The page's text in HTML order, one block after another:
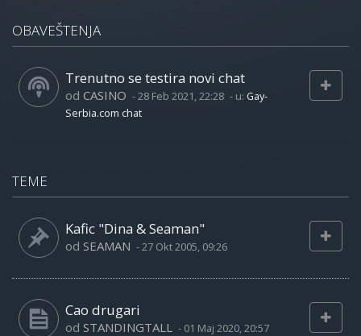
OBAVEŠTENJA
Trenutno se testira novi chat
od CASINO -28 Feb 2021, 22:28 - u: Gay-
Serbia.com chat
TEME
Kafic "Dina & Seaman"
od SEAMAN -27 Okt 2005, 09:26
Cao drugari
od STANDINGTALL - 01 Maj 2020, 20:57